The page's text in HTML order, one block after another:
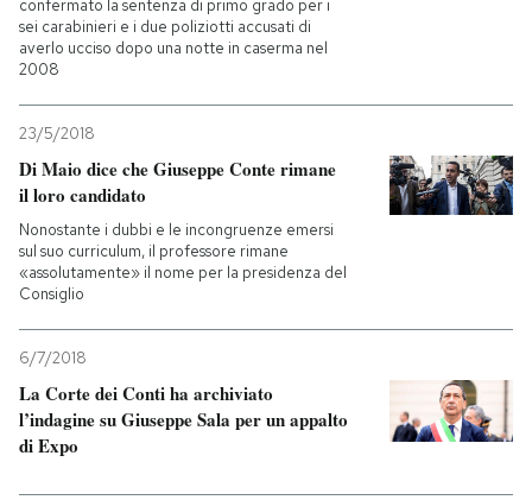
confermato la sentenza di primo grado per i
sei carabinieri e i due poliziotti accusati di
averlo ucciso dopo una notte in caserma nel
2008
23/5/2018
Di Maio dice che Giuseppe Conte rimane
il loro candidato
Nonostante i dubbi e le incongruenze emersi
sul suo curriculum, il professore rimane
«assolutamente» il nome per la presidenza del
Consiglio
6/7/2018
La Corte dei Conti ha archiviato
l’indagine su Giuseppe Sala per un appalto
di Expo